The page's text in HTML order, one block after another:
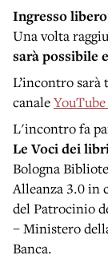
Ingresso libero
Una volta
sarà possibile
L’incontro
canale
L'incontro fa
Le Voci dei
Bologna
Alleanza 3.0 in
del Patrocinio
– Ministero
Banca.